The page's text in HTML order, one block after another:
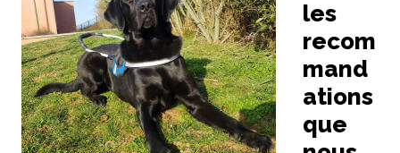
les
recom
mand
ations
que